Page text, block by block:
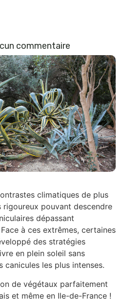
commentaire
climatiques de plus
rigoureux pouvant descendre
dépassant
à ces extrêmes, certaines
des stratégies
en plein soleil sans
canicules les plus intenses.
de végétaux parfaitement
et même en Ile-de-France !